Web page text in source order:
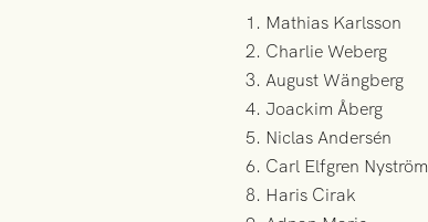
1. Mathias Karlsson
2. Charlie Weberg
3. August Wängberg
4. Joackim Åberg
5. Niclas Andersén
6. Carl Elfgren Nyström
8. Haris Cirak